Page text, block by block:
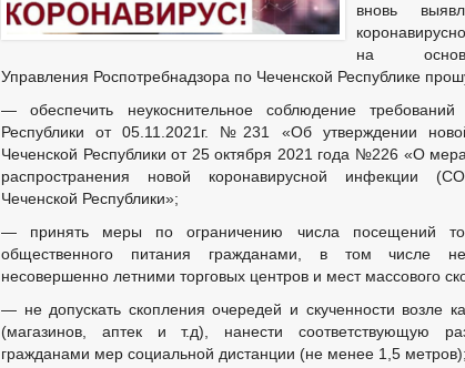
вновь
на
Управления Роспотребнадзора по Чеченской Республике
— обеспечить неукоснительное соблюдение
Республики от 05.11.2021г. №231 «Об утверждении
Чеченской Республики от 25 октября 2021 года №226 «О
распространения новой коронавирусной инфекции
Чеченской Республики»;
— принять меры по ограничению числа посещений
общественного питания гражданами, в том числе
несовершенно летними торговых центров и мест массового
— не допускать скопления очередей и скученности возле
(магазинов, аптек и т.д), нанести соответствующую
гражданами мер социальной дистанции (не менее 1,5 метров);